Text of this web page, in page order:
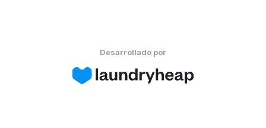
Desarrollado por